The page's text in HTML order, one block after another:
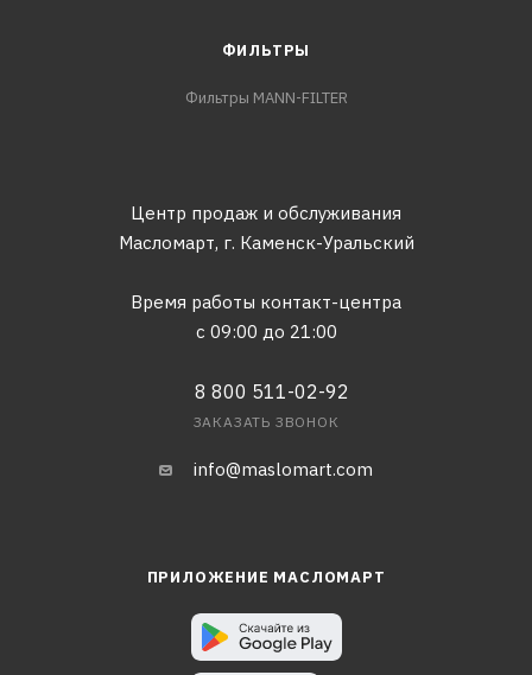
ФИЛЬТРЫ
Фильтры MANN-FILTER
Центр продаж и обслуживания
Масломарт, г. Каменск-Уральский
Время работы контакт-центра
с 09:00 до 21:00
8 800 511-02-92
ЗАКАЗАТЬ ЗВОНОК
info@maslomart.com
ПРИЛОЖЕНИЕ МАСЛОМАРТ